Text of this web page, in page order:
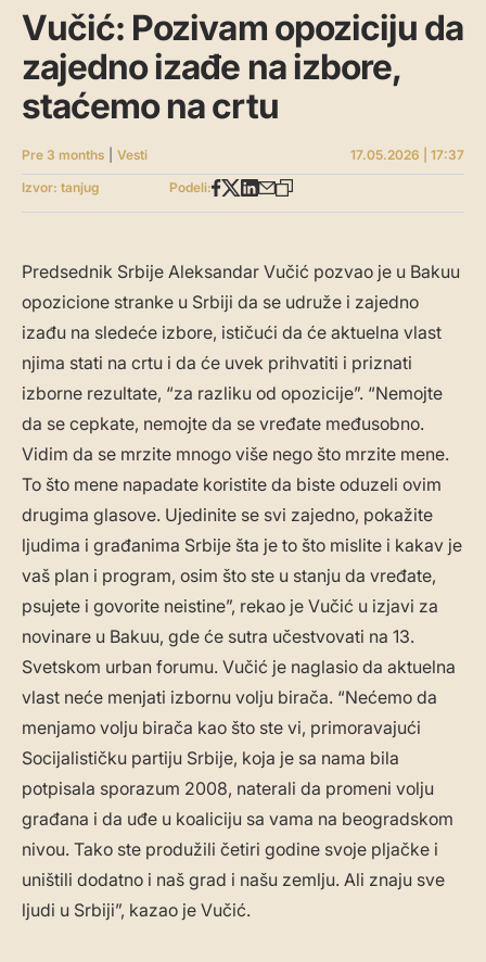
Vučić: Pozivam opoziciju da
zajedno izađe na izbore,
staćemo na crtu
Pre 3 months Vesti
17.05.2026 | 17:37
Izvor: tanjug
Podeli:
Predsednik Srbije Aleksandar Vučić pozvao je u Bakuu
opozicione stranke u Srbiji da se udruže i zajedno
izađu na sledeće izbore, ističući da će aktuelna vlast
njima stati na crtu i da će uvek prihvatiti i priznati
izborne rezultate, “za razliku od opozicije”. “Nemojte
da se cepkate, nemojte da se vređate međusobno.
Vidim da se mrzite mnogo više nego što mrzite mene.
To što mene napadate koristite da biste oduzeli ovim
drugima glasove. Ujedinite se svi zajedno, pokažite
ljudima i građanima Srbije šta je to što mislite i kakav je
vaš plan i program, osim što ste u stanju da vređate,
psujete i govorite neistine”, rekao je Vučić u izjavi za
novinare u Bakuu, gde će sutra učestvovati na 13.
Svetskom urban forumu. Vučić je naglasio da aktuelna
vlast neće menjati izbornu volju birača. “Nećemo da
menjamo volju birača kao što ste vi, primoravajući
Socijalističku partiju Srbije, koja je sa nama bila
potpisala sporazum 2008, naterali da promeni volju
građana i da uđe u koaliciju sa vama na beogradskom
nivou. Tako ste produžili četiri godine svoje pljačke i
uništili dodatno i naš grad i našu zemlju. Ali znaju sve
ljudi u Srbiji”, kazao je Vučić.